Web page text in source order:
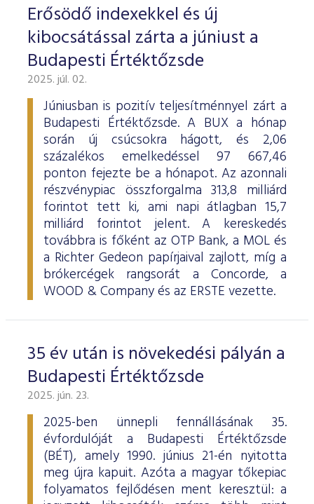
Erősödő indexekkel és új
kibocsátással zárta a júniust a
Budapesti Értéktőzsde
2025. júl. 02.
Júniusban is pozitív teljesítménnyel zárt a
Budapesti Értéktőzsde. A BUX a hónap
során új csúcsokra hágott, és 2,06
százalékos emelkedéssel 97 667,46
ponton fejezte be a hónapot. Az azonnali
részvénypiac összforgalma 313,8 milliárd
forintot tett ki, ami napi átlagban 15,7
milliárd forintot jelent. A kereskedés
továbbra is főként az OTP Bank, a MOL és
a Richter Gedeon papírjaival zajlott, míg a
brókercégek rangsorát a Concorde, a
WOOD & Company és az ERSTE vezette.
35 év után is növekedési pályán a
Budapesti Értéktőzsde
2025. jún. 23.
2025-ben ünnepli fennállásának 35.
évfordulóját a Budapesti Értéktőzsde
(BÉT), amely 1990. június 21-én nyitotta
meg újra kapuit. Azóta a magyar tőkepiac
folyamatos fejlődésen ment keresztül: a